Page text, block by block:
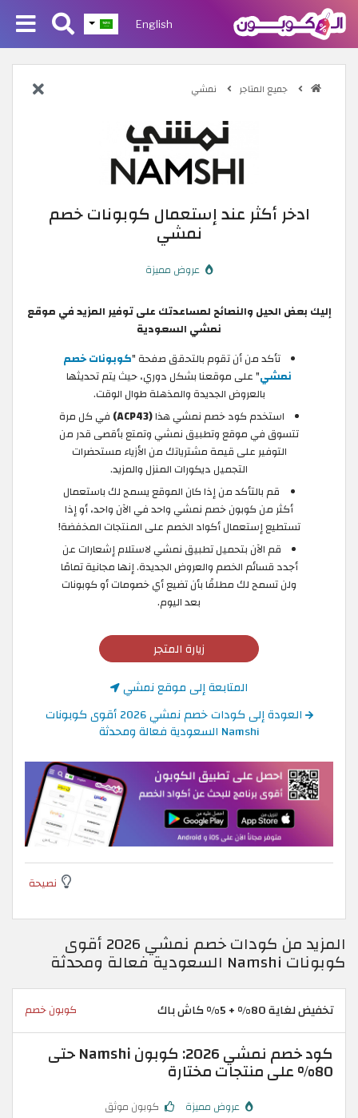
English
جميع المتاجر نمشي
ادخر أكثر عند إستعمال كوبونات خصم
نمشي
عروض مميزة
إليك بعض الحيل والنصائح لمساعدتك على توفير المزيد في موقع
نمشي السعودية
تأكد من أن تقوم بالتحقق صفحة "كوبونات خصم
نمشي" على موقعنا بشكل دوري، حيث يتم تحديثها
بالعروض الجديدة والمذهلة طوال الوقت.
استخدم كود خصم نمشي هذا(ACP43)
في كل مرة
تتسوق في موقع وتطبيق نمشي وتمتع بأقصى قدر من
التوفير على قيمة مشترياتك من الأزياء مستحضرات
التجميل ديكورات المنزل والمزيد.
قم بالتأكد من إذا كان الموقع يسمح لك باستعمال
أكثر من كوبون خصم نمشي واحد في الآن واحد، أو إذا
تستطيع إستعمال أكواد الخصم على المنتجات المخفضة!
قم الآن بتحميل تطبيق نمشي لاستلام إشعارات عن
أجدد قسائم الخصم والعروض الجديدة. إنها مجانية تمامًا
ولن تسمح لك مطلقًا بأن تضيع أي خصومات أو كوبونات
بعد اليوم.
زيارة المتجر
المتابعة إلى موقع نمشي
العودة إلى كودات خصم نمشي 2026 أقوى كوبونات
Namshi السعودية فعالة ومحدثة
نصيحة
المزيد من كودات خصم نمشي 2026 أقوى
كوبونات Namshi السعودية فعالة ومحدثة
تخفيض لغاية 80% + 5% كاش باك كوبون خصم
كود خصم نمشي 2026: كوبون Namshi حتى
80% على منتجات مختارة
عروض مميزة كوبون موثق